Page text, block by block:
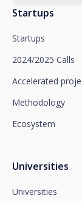
Startups
Startups
2024/2025 Calls
Accelerated
Methodology
Ecosystem
Universities
Universities
Santalucía
limitation of
object to
promotional
which you
Department
You can
Santalucía,
Supervisory